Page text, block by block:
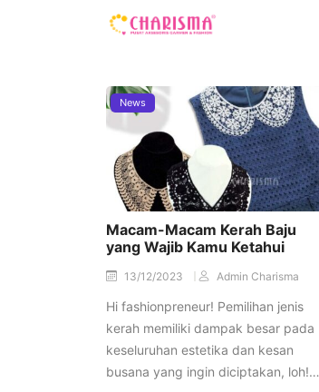
News
Macam-Macam Kerah Baju
yang Wajib Kamu Ketahui
13/12/2023 Admin Charisma
Hi fashionpreneur! Pemilihan jenis
kerah memiliki dampak besar pada
keseluruhan estetika dan kesan
busana yang ingin diciptakan, loh!…